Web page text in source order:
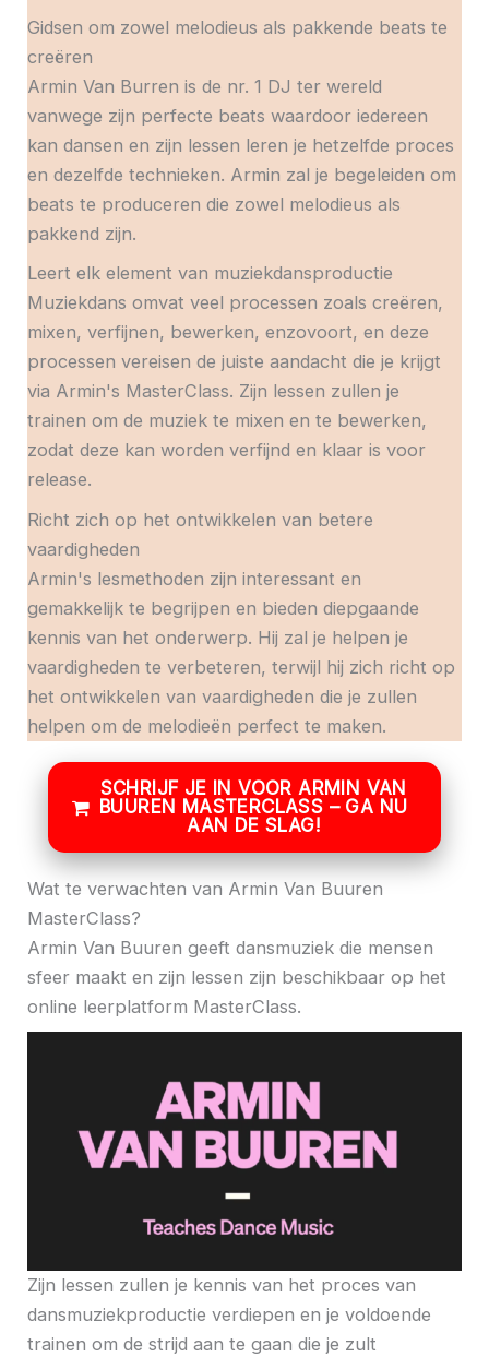
Gidsen om zowel melodieus als pakkende beats te
creëren
Armin Van Burren is de nr. 1 DJ ter wereld
vanwege zijn perfecte beats waardoor iedereen
kan dansen en zijn lessen leren je hetzelfde proces
en dezelfde technieken. Armin zal je begeleiden om
beats te produceren die zowel melodieus als
pakkend zijn.
Leert elk element van muziekdansproductie
Muziekdans omvat veel processen zoals creëren,
mixen, verfijnen, bewerken, enzovoort, en deze
processen vereisen de juiste aandacht die je krijgt
via Armin's MasterClass. Zijn lessen zullen je
trainen om de muziek te mixen en te bewerken,
zodat deze kan worden verfijnd en klaar is voor
release.
Richt zich op het ontwikkelen van betere
vaardigheden
Armin's lesmethoden zijn interessant en
gemakkelijk te begrijpen en bieden diepgaande
kennis van het onderwerp. Hij zal je helpen je
vaardigheden te verbeteren, terwijl hij zich richt op
het ontwikkelen van vaardigheden die je zullen
helpen om de melodieën perfect te maken.
SCHRIJF JE IN VOOR ARMIN VAN
BUUREN MASTERCLASS – GA NU
AAN DE SLAG!
Wat te verwachten van Armin Van Buuren
MasterClass?
Armin Van Buuren geeft dansmuziek die mensen
sfeer maakt en zijn lessen zijn beschikbaar op het
online leerplatform MasterClass.
Zijn lessen zullen je kennis van het proces van
dansmuziekproductie verdiepen en je voldoende
trainen om de strijd aan te gaan die je zult